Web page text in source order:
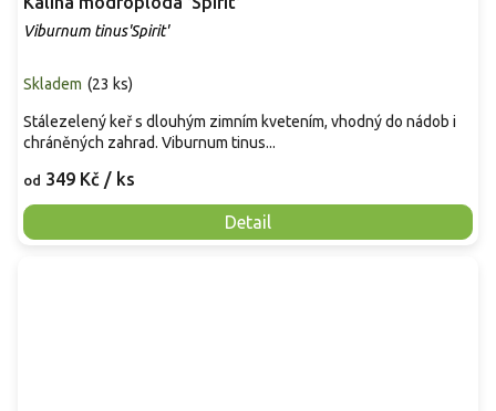
Viburnum tinus'Spirit'
Skladem (23 ks)
od 349 Kč / ks
Detail
Stálezelený keř s dlouhým zimním kvetením, vhodný do nádob i
chráněných zahrad. Viburnum tinus...